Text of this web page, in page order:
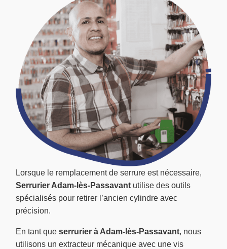
Lorsque le remplacement de serrure est nécessaire,
Serrurier Adam-lès-Passavant utilise des outils
spécialisés pour retirer l’ancien cylindre avec
précision.
En tant que serrurier à Adam-lès-Passavant, nous
utilisons un extracteur mécanique avec une vis